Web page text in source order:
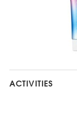
ACTIVITIES